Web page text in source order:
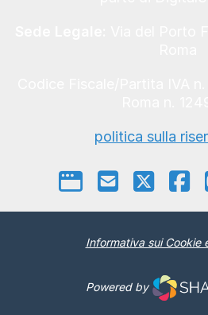
politica sulla
Informativa sui Cookie
Powered by